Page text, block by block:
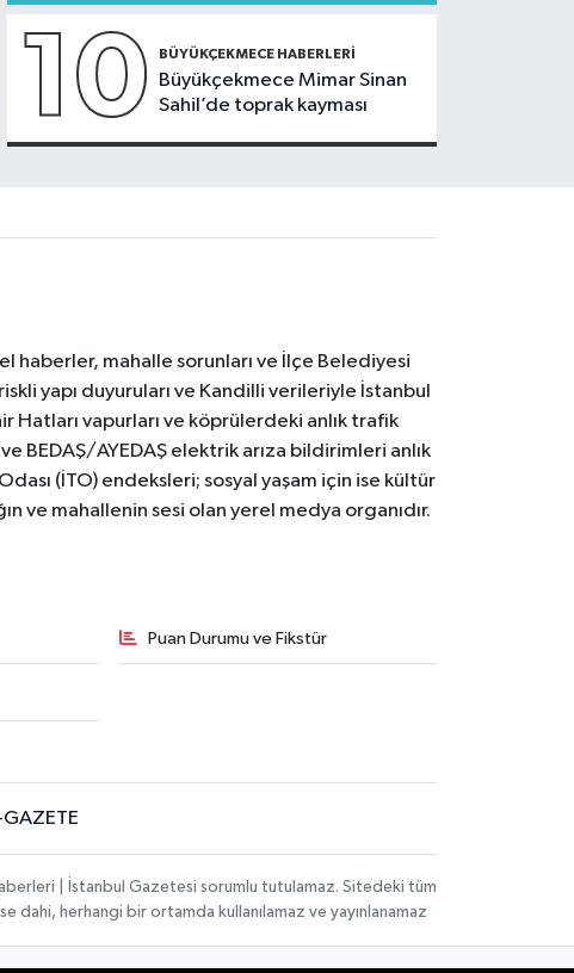
10 BÜYÜKÇEKMECE HABERLERI
Büyükçekmece Mimar Sinan
Sahil’de toprak kayması
haberler, mahalle sorunları ve İlçe Belediyesi
yapı duyuruları ve Kandilli verileriyle İstanbul
vapurları ve köprülerdeki anlık trafik
BEDAŞ/AYEDAŞ elektrik arıza bildirimleri anlık
(İTO) endeksleri; sosyal yaşam için ise kültür
mahallenin sesi olan yerel medya organıdır.
Puan Durumu ve Fikstür
GAZETE
| İstanbul Gazetesi sorumlu tutulamaz. Sitedeki tüm
dahi, herhangi bir ortamda kullanılamaz ve yayınlanamaz